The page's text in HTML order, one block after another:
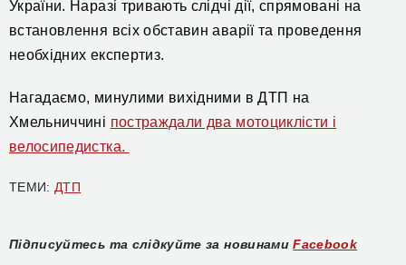
України. Наразі тривають слідчі дії, спрямовані на
встановлення всіх обставин аварії та проведення
необхідних експертиз.
Нагадаємо, минулими вихідними в ДТП на
Хмельниччині постраждали два мотоциклісти і
велосипедистка.
ТЕМИ:ДТП
Підписуйтесь та слідкуйте за новинами Facebook